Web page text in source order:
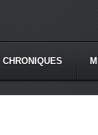
CHRONIQUES